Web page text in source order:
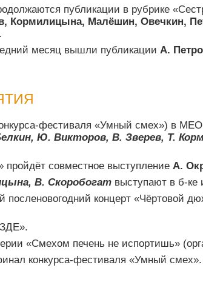
публикации в рубрике
Кормилицына, Малёшин, Овечкин,
месяц вышли публикации А.
фестиваля «Умный смех») в
Ю. Викторов, В. Зверев, Т.
пройдёт совместное выступление А.
В. Скоробогат выступают в б-
посленовогодний концерт «Чёртовой
«Смехом печень не испортишь»
конкурса-фестиваля «Умный смех».